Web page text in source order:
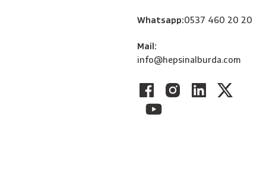
Whatsapp:0537 460 20 20
Mail:
info@hepsinalburda.com